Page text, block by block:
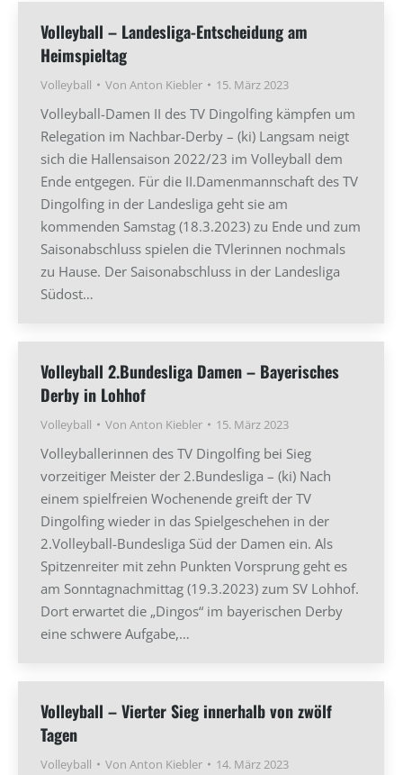
Volleyball – Landesliga-Entscheidung am
Heimspieltag
Volleyball Von Anton Kiebler 15. März 2023
Volleyball-Damen II des TV Dingolfing kämpfen um
Relegation im Nachbar-Derby – (ki) Langsam neigt
sich die Hallensaison 2022/23 im Volleyball dem
Ende entgegen. Für die II.Damenmannschaft des TV
Dingolfing in der Landesliga geht sie am
kommenden Samstag (18.3.2023) zu Ende und zum
Saisonabschluss spielen die TVlerinnen nochmals
zu Hause. Der Saisonabschluss in der Landesliga
Südost…
Volleyball 2.Bundesliga Damen – Bayerisches
Derby in Lohhof
Volleyball Von Anton Kiebler 15. März 2023
Volleyballerinnen des TV Dingolfing bei Sieg
vorzeitiger Meister der 2.Bundesliga – (ki) Nach
einem spielfreien Wochenende greift der TV
Dingolfing wieder in das Spielgeschehen in der
2.Volleyball-Bundesliga Süd der Damen ein. Als
Spitzenreiter mit zehn Punkten Vorsprung geht es
am Sonntagnachmittag (19.3.2023) zum SV Lohhof.
Dort erwartet die „Dingos“ im bayerischen Derby
eine schwere Aufgabe,…
Volleyball – Vierter Sieg innerhalb von zwölf
Tagen
Volleyball Von Anton Kiebler 14. März 2023